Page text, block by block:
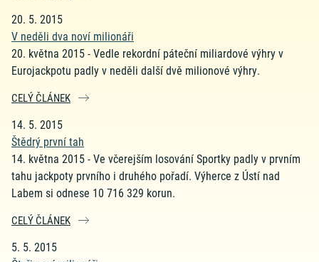
20. 5. 2015
V neděli dva noví milionáři
20. května 2015 - Vedle rekordní páteční miliardové výhry v
Eurojackpotu padly v neděli další dvě milionové výhry.
CELÝ ČLÁNEK
14. 5. 2015
Štědrý první tah
14. května 2015 - Ve včerejším losování Sportky padly v prvním
tahu jackpoty prvního i druhého pořadí. Výherce z Ústí nad
Labem si odnese 10 716 329 korun.
CELÝ ČLÁNEK
5. 5. 2015